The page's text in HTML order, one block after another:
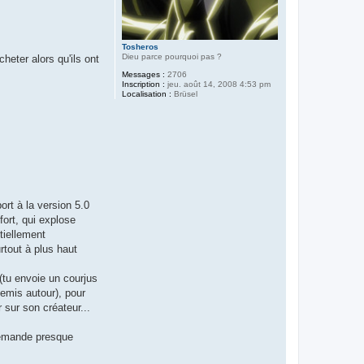
Tosheros
Dieu parce pourquoi pas ?
Messages : 2706
Inscription : jeu. août 14, 2008 4:53 pm
Localisation : Brüsel
alors qu'ils ont
à la version 5.0
qui explose
à plus haut
envoie un courjus
autour), pour
son créateur...
presque